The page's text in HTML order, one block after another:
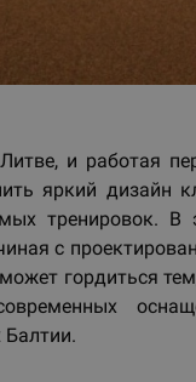
и работая
яркий дизайн
тренировок. В
с
гордиться
Балтии.